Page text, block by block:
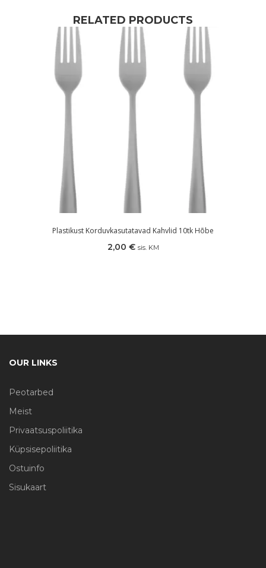
RELATED PRODUCTS
Plastikust Korduvkasutatavad Kahvlid 10tk Hõbe
2,00 € sis. KM
OUR LINKS
Peotarbed
Meist
Privaatsuspoliitika
Küpsisepoliitika
Ostuinfo
Sisukaart